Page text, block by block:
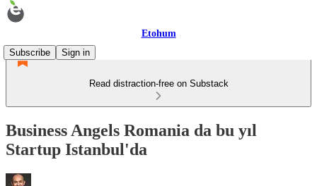
Etohum
Subscribe
Sign in
Read distraction-free on Substack
Business Angels Romania da bu yıl
Startup Istanbul'da